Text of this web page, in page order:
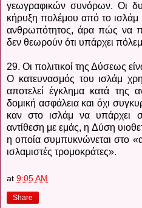
γεωγραφικών συνόρων. Οι
κήρυξη πολέμου από το ισλάμ
ανθρωπότητος, άρα πώς να
δεν θεωρούν ότι υπάρχει
29. Οι πολιτικοί της Δύσεως
Ο κατευνασμός του ισλάμ
αποτελεί έγκλημα κατά της
δομική ασφάλεια και όχι
καν στο ισλάμ να υπάρχει
αντίθεση με εμάς, η Δύση
η οποία συμπυκνώνεται στο
ισλαμιστές τρομοκράτες».
at 9:05 AM
Share